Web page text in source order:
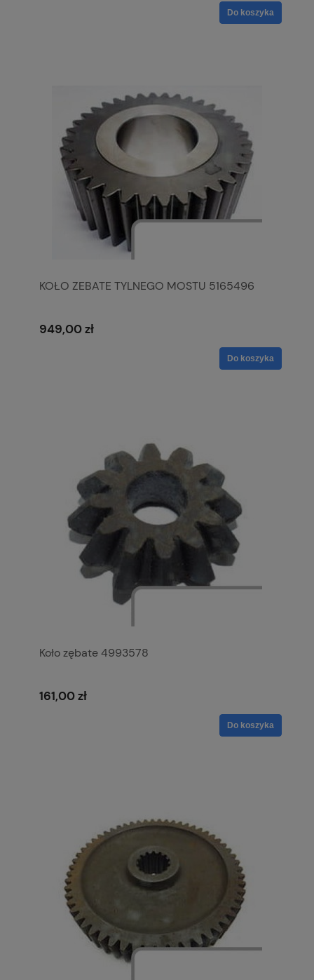
Do koszyka
KOŁO ZEBATE TYLNEGO MOSTU 5165496
949,00 zł
Do koszyka
Koło zębate 4993578
161,00 zł
Do koszyka